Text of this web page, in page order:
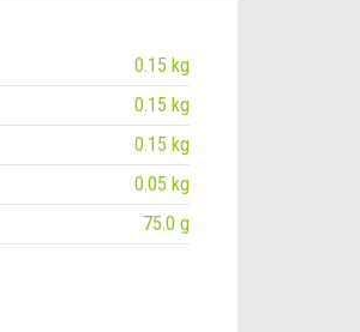
0.15 kg
0.15 kg
0.15 kg
0.05 kg
75.0 g